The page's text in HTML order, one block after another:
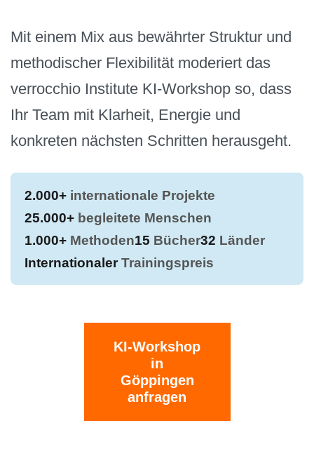
Mit einem Mix aus bewährter Struktur und
methodischer Flexibilität moderiert das
verrocchio Institute KI-Workshop so, dass
Ihr Team mit Klarheit, Energie und
konkreten nächsten Schritten herausgeht.
2.000+ internationale Projekte
25.000+ begleitete Menschen
1.000+ Methoden15 Bücher32 Länder
InternationalerTrainingspreis
KI-Workshop
in
Göppingen
anfragen